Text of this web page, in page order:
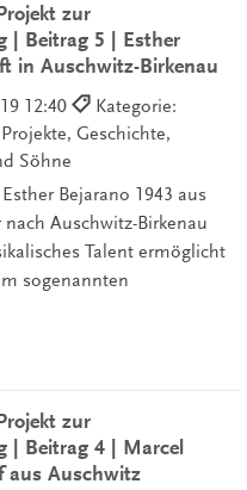
zur
| Beitrag 5 | Esther
in Auschwitz-Birkenau
12:40
Kategorie:
Geschichte,
Söhne
Bejarano 1943 aus
Auschwitz-Birkenau
Talent ermöglicht
sogenannten
zur
| Beitrag 4 | Marcel
aus Auschwitz